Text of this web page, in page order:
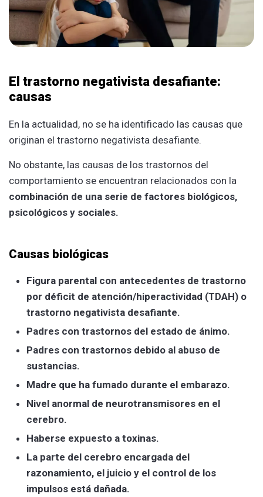
El trastorno negativista desafiante:
causas
En la actualidad, no se ha identificado las causas que
originan el trastorno negativista desafiante.
No obstante, las causas de los trastornos del
comportamiento se encuentran relacionados con la
combinación de una serie de factores biológicos,
psicológicos y sociales.
Causas biológicas
Figura parental con antecedentes de trastorno
por déficit de atención/hiperactividad (TDAH) o
trastorno negativista desafiante.
Padres con trastornos del estado de ánimo.
Padres con trastornos debido al abuso de
sustancias.
Madre que ha fumado durante el embarazo.
Nivel anormal de neurotransmisores en el
cerebro.
Haberse expuesto a toxinas.
La parte del cerebro encargada del
razonamiento, el juicio y el control de los
impulsos está dañada.